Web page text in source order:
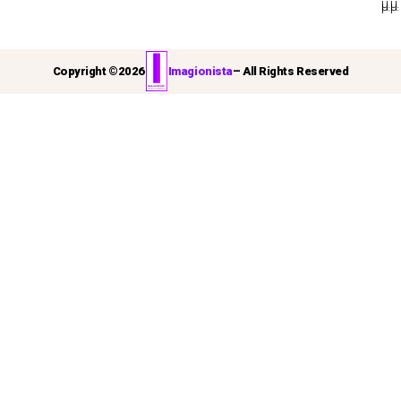
μ.μ.
μ.μ.
Copyright ©2026 Imagionista– All Rights Reserved